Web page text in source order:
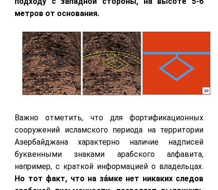
метров от основания.
Важно отметить, что для фортификационных
сооружений исламского периода на территории
Азербайджана характерно наличие надписей
буквенными знаками арабского алфавита,
например, с краткой информацией о владельцах.
Но тот факт, что на за́мке нет никаких следов